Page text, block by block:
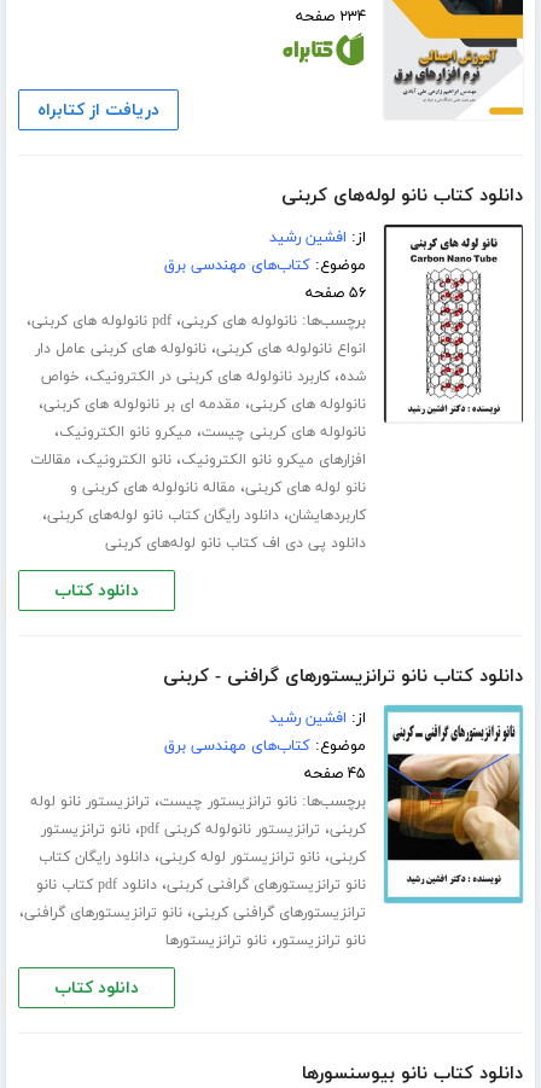
۲۳۴ صفحه
دریافت از کتابراه
دانلود کتاب نانو لوله‌های کربنی
از: افشین رشید
موضوع:کتاب‌های مهندسی برق
۵۶ صفحه
برچسب‌ها:نانولوله های کربنی،pdf نانولوله های کربنی ،
انواع نانولوله های کربنی،نانولوله های کربنی عامل دار
شده،کاربرد نانولوله های کربنی در الکترونیک، خواص
نانولوله های کربنی، مقدمه ای بر نانولوله های کربنی،
نانولوله های کربنی چیست، میکرو نانو الکترونیک،
افزارهای میکرو نانو الکترونیک،نانو الکترونیک، مقالات
نانو لوله های کربنی، مقاله نانولوله های کربنی و
کاربردهایشان،دانلود رایگان کتاب نانو لوله‌های کربنی،
دانلود پی دی اف کتاب نانو لوله‌های کربنی
دانلود کتاب
دانلود کتاب نانو ترانزیستورهای گرافنی - کربنی
از: افشین رشید
موضوع:کتاب‌های مهندسی برق
۴۵ صفحه
برچسب‌ها:نانو ترانزیستور چیست، ترانزیستور نانو لوله
کربنی، ترانزیستور نانولوله کربنی pdf ،نانو ترانزیستور
کربنی،نانو ترانزیستور لوله کربنی،دانلود رایگان کتاب
نانو ترانزیستورهای گرافنی کربنی،
دانلود pdf کتاب نانو
ترانزیستورهای گرافنی کربنی،نانو ترانزیستورهای گرافنی،
نانو ترانزیستور،نانو ترانزیستورها
دانلود کتاب
دانلود کتاب نانو بیوسنسورها